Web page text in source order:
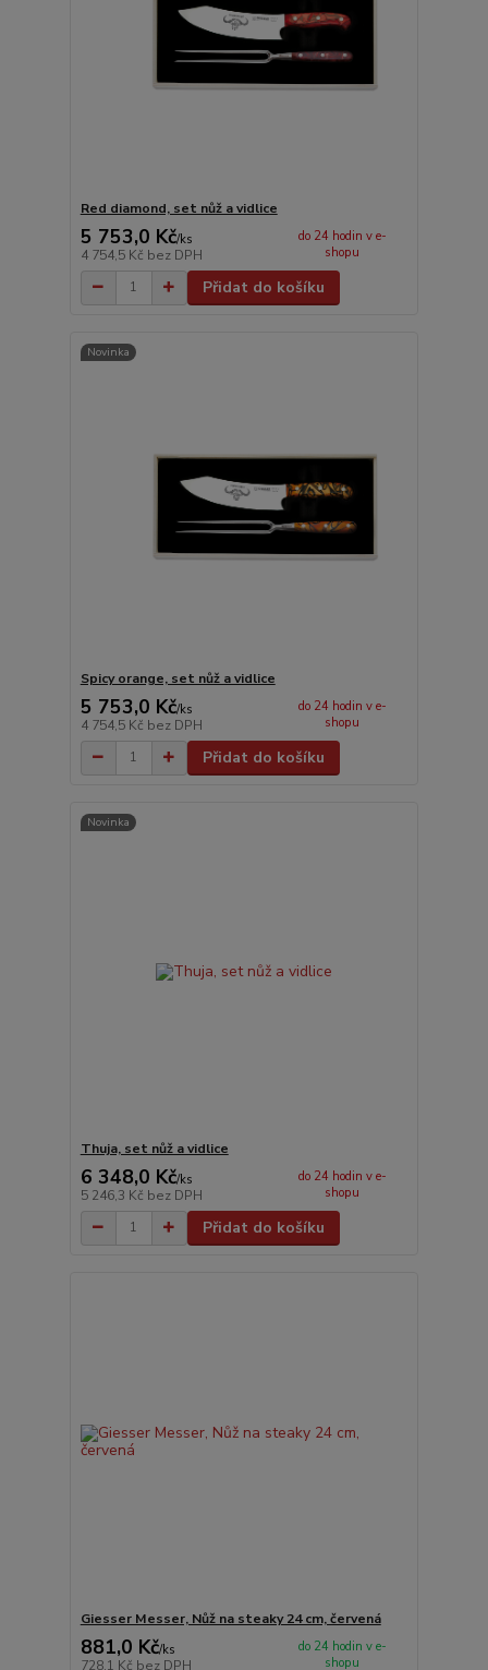
Red diamond, set nůž a vidlice
5 753,0 Kč/ks
4 754,5 Kč bez DPH
do 24 hodin v e-
shopu
Přidat do košíku
Novinka
Spicy orange, set nůž a vidlice
5 753,0 Kč/ks
4 754,5 Kč bez DPH
do 24 hodin v e-
shopu
Přidat do košíku
Novinka
Thuja, set nůž a vidlice
6 348,0 Kč/ks
5 246,3 Kč bez DPH
do 24 hodin v e-
shopu
Přidat do košíku
Giesser Messer, Nůž na steaky 24 cm, červená
881,0 Kč/ks
728,1 Kč bez DPH
do 24 hodin v e-
shopu